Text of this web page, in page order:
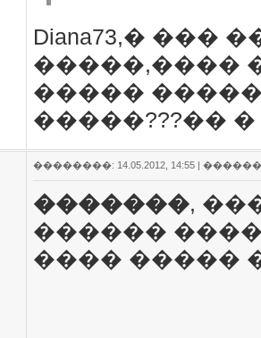
Diana73,�
�����,����
�����
�����???��
��������: 14.05.2012, 14:55 |
�������,
������
���� �����